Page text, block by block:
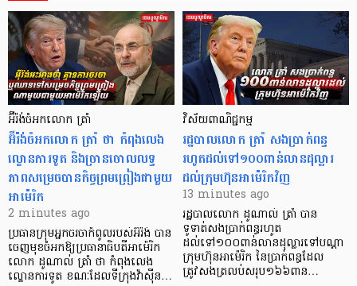
អ៊ីរ៉ង់ចំអកលោក ត្រាំ
អ៊ីរ៉ង់ចំអកលោក ត្រាំ ថា កំពុងលេង
ល្ខោនការទូត និងច្រានចោលលទ្ធ
ភាពសម្រេចបានកិច្ចព្រមព្រៀងជាមួយ
អាម៉េរិក
2 minutes ago
ប្រធានក្រុមអ្នកចរចាកំពូលរបស់អ៊ីរ៉ង់ បាន
ចេញមុខចំអកឱ្យប្រធានាធិបតីអាម៉េរិក
លោក ដូណាល់ ត្រាំ ថា កំពុងលេង
ល្ខោនការទូត ខណៈដែលទីក្រុងវ៉ាស៊ីន…
វិស័យ​ពាណិជ្ជកម្ម
រដ្ឋបាលលោក ត្រាំ សងប្រាក់ពន្ធ
រហូតដល់ទៅ១០០ពាន់លានដុល្លារ
ដល់ក្រុមហ៊ុនអាម៉េរិកវិញ
13 minutes ago
រដ្ឋបាលលោក ដូណាល់ ត្រាំ បាន​
ទូទាត់សងប្រាក់ពន្ធរហូត
ដល់ទៅ១០០ពាន់លានដុល្លារទៅបណ្ដា
ក្រុមហ៊ុនអាម៉េរិក នៃប្រាក់ពន្ធដែល
ត្រូវសងត្រលប់សរុប១៦៦ពាន…